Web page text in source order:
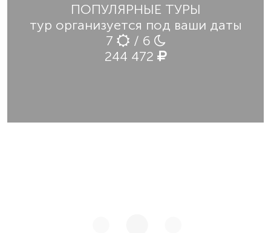
ПОПУЛЯРНЫЕ ТУРЫ
тур организуется под ваши даты
7
/ 6
244 472